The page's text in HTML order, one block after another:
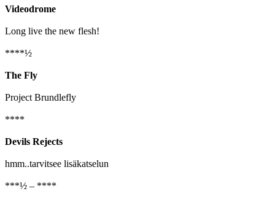
Videodrome
Long live the new flesh!
****½
The Fly
Project Brundlefly
****
Devils Rejects
hmm..tarvitsee lisäkatselun
***½ – ****